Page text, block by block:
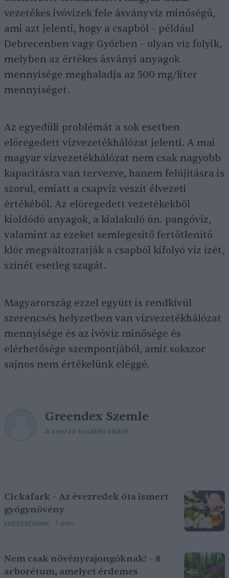
vezetékes ivóvizek fele ásványvíz minőségű,
ami azt jelenti, hogy a csapból – például
Debrecenben vagy Győrben – olyan víz folyik,
melyben az értékes ásványi anyagok
mennyisége meghaladja az 500 mg/liter
mennyiséget.
Az egyedüli problémát a sok esetben
elöregedett vízvezetékhálózat jelenti. A mai
magyar vízvezetékhálózat nem csak nagyobb
kapacitásra van tervezve, hanem felújításra is
szorul, emiatt a csapvíz veszít élvezeti
értékéből. Az elöregedett vezetékekből
kioldódó anyagok, a kialakuló ún. pangóvíz,
valamint az ezeket semlegesítő fertőtlenítő
klór megváltoztatják a csapból kifolyó víz ízét,
színét esetleg szagát.
Magyarország ezzel együtt is rendkívül
szerencsés helyzetben van vízvezetékhálózat
mennyisége és az ivóvíz minősége és
elérhetősége szempontjából, amit sokszor
sajnos nem értékelünk eléggé.
Greendex Szemle
A szerző további cikkei
Cickafark – Az évezredek óta ismert
gyógynövény
EGÉSZSÉGÜNK 1 perc
Nem csak növényrajongóknak! – 8
arborétum, amelyet érdemes